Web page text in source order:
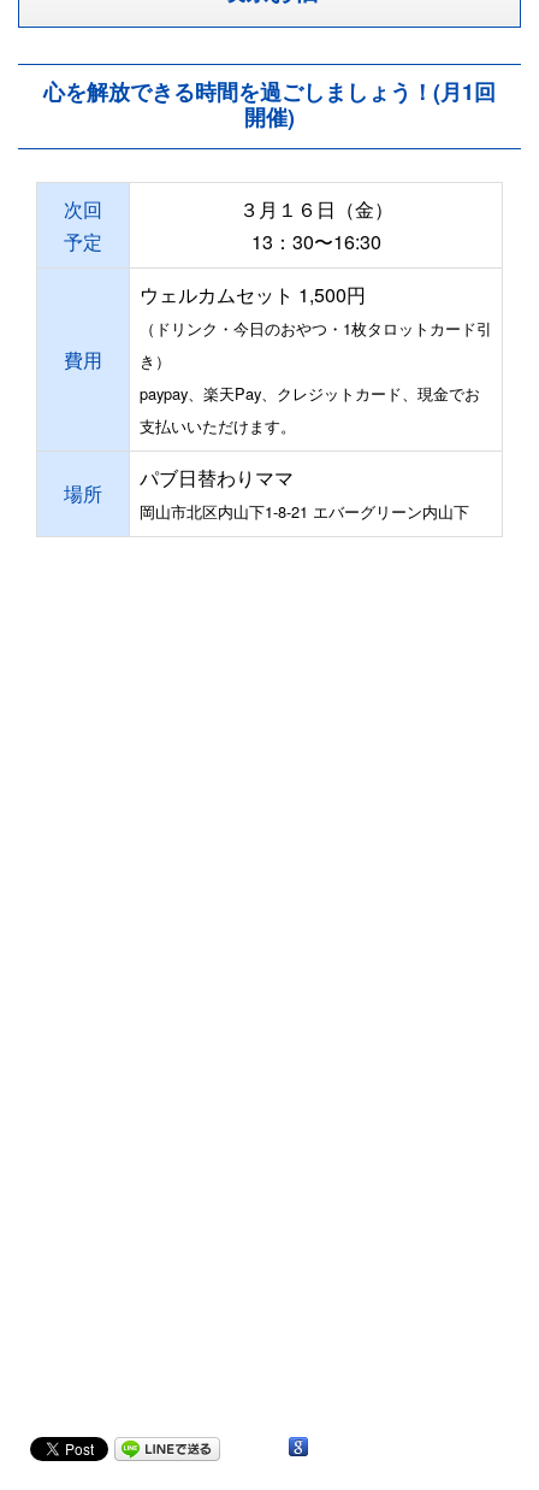
心を解放できる時間を過ごしましょう！(月1回
開催)
次回
予定
３月１６日（金）
13：30〜16:30
費用
ウェルカムセット 1,500円
（ドリンク・今日のおやつ・1枚タロットカード引
き）
paypay、楽天Pay、クレジットカード、現金でお
支払いいただけます。
場所
パブ日替わりママ
岡山市北区内山下1-8-21 エバーグリーン内山下